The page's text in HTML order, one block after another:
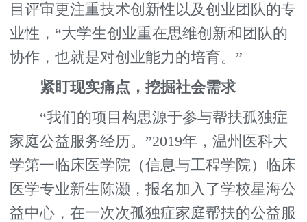
目评审更注重技术创新性以及创业团队的专
业性，“大学生创业重在思维创新和团队的
协作，也就是对创业能力的培育。”
紧盯现实痛点，挖掘社会需求
“我们的项目构思源于参与帮扶孤独症
家庭公益服务经历。”2019年，温州医科大
学第一临床医学院（信息与工程学院）临床
医学专业新生陈灏，报名加入了学校星海公
益中心，在一次次孤独症家庭帮扶的公益服